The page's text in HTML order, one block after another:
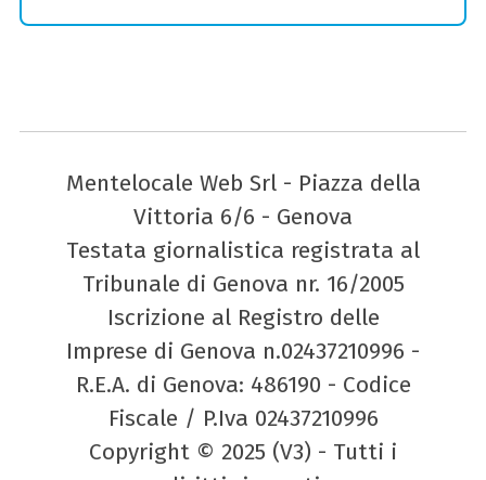
Mentelocale Web Srl - Piazza della
Vittoria 6/6 - Genova
Testata giornalistica registrata al
Tribunale di Genova nr. 16/2005
Iscrizione al Registro delle
Imprese di Genova n.02437210996 -
R.E.A. di Genova: 486190 - Codice
Fiscale / P.Iva 02437210996
Copyright © 2025 (V3) - Tutti i